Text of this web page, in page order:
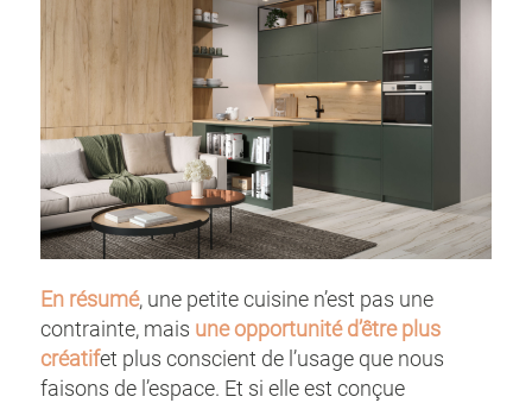
En résumé, une petite cuisine n’est pas une
contrainte, mais une opportunité d’être plus
créatifet plus conscient de l’usage que nous
faisons de l’espace. Et si elle est conçue